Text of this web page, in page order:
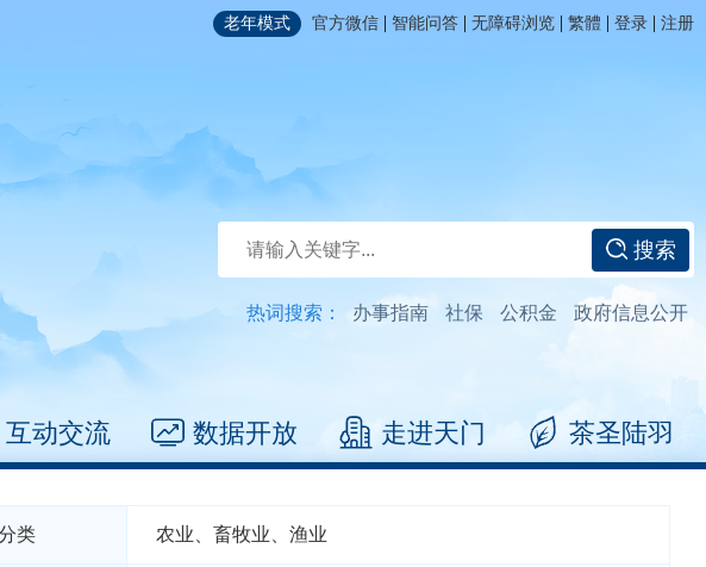
老年模式 官方微信 | 智能问答 | 无障碍浏览 | 繁體 | 登录 | 注册
搜索
热词搜索： 办事指南 社保 公积金 政府信息公开
互动交流 数据开放 走进天门 茶圣陆羽
类 农业、畜牧业、渔业